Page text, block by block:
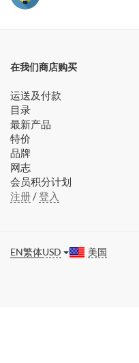
在我们商店购买
运送及付款
目录
最新产品
特价
品牌
网志
会员积分计划
注册/登入
EN繁体USD 美国